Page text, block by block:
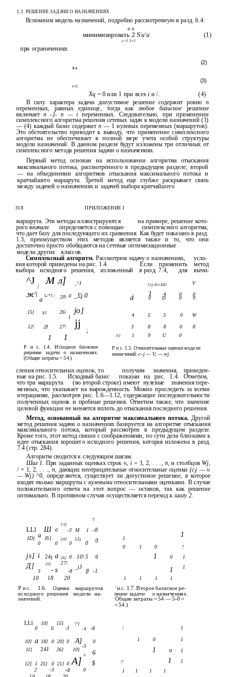
1.2. РЕШЕНИЕ ЗАДАЧИ О НАЗНАЧЕНИЯХ
Вспомним модель назначений, подробно рассмотренную в разд. 6.4:
п п
минимизировать 2 Sсихи (1)
г=1 3=1
при ограничениях
(2)
3=1
г=1
(3)
Хц = 0 или 1 при всех i и /.
(4)
В силу характера задачи допустимое решение содержит ровно п
переменных, равных единице, тогда как любое базисное решение
включаетп-}- п — iпеременных. Следовательно, при применении
симплексного алгоритма решения сетевых задач к модели назначений (1)
— (4) каждый базис содержитп— 1 нулевых переменных (маршрутов).
Это обстоятельство приводит к выводу, что применение симплексного
алгоритма не обеспечивает в полной мере учета особой структуры
модели назначений. В данном разделе будут изложены три отличных от
симплексного метода решения задачи о назначениях.
Первый метод основан на использовании алгоритма отыскания
максимального потока, рассмотренного в предыдущем разделе; второй
— на объединении алгоритмов отыскания максимального потока и
кратчайшего маршрута. Третий метод еще глубже раскрывает связь
между задачей о назначениях и задачей выбора кратчайшего
318 ПРИЛОЖЕНИЕ I
маршрута. Эти методы иллюстрируются
на примере, решение кото-
рого вначале
определяется с помощью
симплексного алгоритма,
что дает базу для последующего их сравнения. Как будет показано в разд.
1.3, преимуществом этих методов является также и то, что они
достаточно просто обобщаются на сетевые оптимизационные
модели других
классов.
Симплексный алгоритм.Рассмотрим задачу о назначениях,
усло-
вия которой приведены на рис. 1.4.
Если применить
метод
выбора
исходного решения, изложенный в разд. 7.4, для вычи-
^J
/
мл] _^J Cij-D-i-Ш} V
ж\
а
L/*J / 20\ 0 _£j 0 1 1 4 0 0
a 0 D 0 9
15] liJ 26\
1
jo] 4 5 5 0 W
jj
12\ 2f\ 27\ ; 3 8 8 0 8
1 1 VJ 1 9 U
0
P и с. 1.4. Исходное базисное
решение задачи о назначениях.
(Общие затраты = 54.)
Р п с. 1.5. Относительные оценки модели
назначений:c-tj — V; —wj.
сления относительных оценок, то получим значения,
приведен-
ные на рис. 1.5.
Исходный базис показан на рис. 1.4.
Отметим,
что три маршрута
(во второй строке) имеют нулевые
значения пере-
менных, что указывает на вырожденность. Можно проследить за всеми
итерациями, рассмотрев рис. 1.6—1.12, содержащие последовательности
полученных оценок и пробные решения. Отметим также, что значение
целевой функции не меняется вплоть до отыскания последнего решения.
Метод, основанный на алгоритме максимального потока. Другой
метод решения задачи о назначениях базируется на алгоритме отыскания
максимального потока, который рассмотрен в предыдущем разделе.
Кроме того, этот метод связан с соображениями, по сути дела близкими к
идее отыскания хорошего исходного решения, которая изложена в разд.
7.4 (стр. 284).
Алгоритм сводится к следующим шагам.
Шаг 1.При заданных оценках строк vt, i = 1, 2, . . ., п,и столбцов Wj,
/ = 1, 2, . . .,п, дающих неотрицательные относительные оценки(ctj —vt
— Wj)^0, определяется, существует ли допустимое решение, в которое
входят только маршруты с нулевымиотносительными оценками. В случае
положительного ответа на этот вопрос — останов, так как решение
оптимально. В противном случав осуществляется переход к шагу 2.
LLl
a
Ш
15]
"{
M -8
0 -3 1 1
ID] IS] 20] L£j 0
1
0
0 0 0
!
js]
0 1 0
24j 2S] 10\
i a 0 5 6 1 0 1
Д] 25] 27\
_iJ
-1 1 1
3 - s -8
ff
10
18 20 1 1 1 1
Р и с. 1.6. Оценки маршрутов 3и c. 1.7. Второе базисное pe-
исходного решения модели на- ление задачи
о назначениях.
значений.
Общие затраты = 54 — 5-0 =
= 54.)
LLl
0
10]
0
15]
-3
\^]
-8
-4
10] а 18] 0 20] 0 А]
-5
0
11]
1
24J
0
26]
0
10] 6
А]
0
12] 25] 21] $
2 -3 -з
0
/ 1
1 0 1
1 о 1
/7 1 1
1 1 1 1